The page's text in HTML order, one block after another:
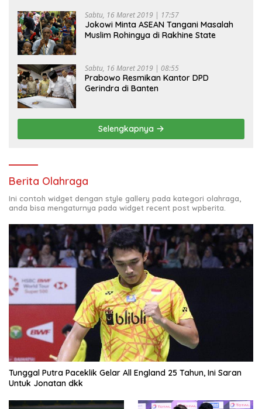
Sabtu, 16 Maret 2019 | 17:57
Jokowi Minta ASEAN Tangani Masalah
Muslim Rohingya di Rakhine State
Sabtu, 16 Maret 2019 | 08:55
Prabowo Resmikan Kantor DPD
Gerindra di Banten
Selengkapnya
Berita Olahraga
Ini contoh widget dengan style gallery pada kategori olahraga,
anda bisa mengaturnya pada widget recent post wpberita.
Tunggal Putra Paceklik Gelar All England 25 Tahun, Ini Saran
Untuk Jonatan dkk